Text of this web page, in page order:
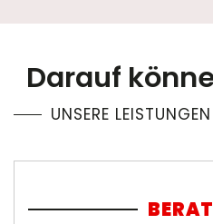
Darauf
UNSERE